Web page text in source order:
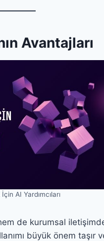
Avantajları
AI Yardımcıları
de kurumsal
büyük önem taşır